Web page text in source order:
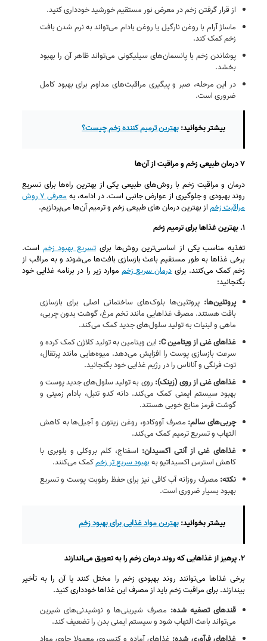
از قرار گرفتن زخم در معرض نور مستقیم خورشید خودداری کنید.
ماساژ آرام با روغن نارگیل یا روغن بادام می‌تواند به نرم شدن بافت
زخم کمک کند.
پوشاندن زخم با پانسمان‌های سیلیکونی می‌تواند ظاهر آن را بهبود
بخشد.
در این مرحله، صبر و پیگیری مراقبت‌های مداوم برای بهبود کامل
ضروری است.
بیشتر بخوانید:بهترین ترمیم کننده زخم چیست؟
۷ درمان طبیعی زخم و مراقبت از آن‌ها
درمان و مراقبت زخم با روش‌های طبیعی یکی از بهترین راه‌ها برای تسریع
روند بهبودی و جلوگیری از عوارض جانبی است. در ادامه، به
معرفی ۷ روش
مراقبت زخماز بهترین درمان های طبیعی زخم و ترمیم آن‌ها می‌پردازیم.
۱. بهترین غذاها برای ترمیم زخم
تغذیه مناسب یکی از اساسی‌ترین روش‌ها برای تسریع بهبود زخم است.
برخی غذاها به طور مستقیم باعث بازسازی بافت‌ها می‌شوند و به مراقب از
زخم کمک می‌کنند. برایدرمان سریع زخمموارد زیر را در برنامه غذایی خود
بگنجانید:
پروتئین‌ها: پروتئین‌ها بلوک‌های ساختمانی اصلی برای بازسازی
بافت هستند. مصرف غذاهایی مانند تخم‌ مرغ، گوشت بدون چربی،
ماهی و لبنیات به تولید سلول‌های جدید کمک می‌کند.
غذاهای غنی از ویتامینC:
این ویتامین به تولید کلاژن کمک کرده و
سرعت بازسازی پوست را افزایش می‌دهد. میوه‌هایی مانند پرتقال،
توت‌ فرنگی و آناناس را در رژیم غذایی خود بگنجانید.
غذاهای غنی از روی (زینک): روی به تولید سلول‌های جدید پوست و
بهبود سیستم ایمنی کمک می‌کند. دانه کدو تنبل، بادام‌ زمینی و
گوشت قرمز منابع خوبی هستند.
چربی‌های سالم: مصرف آووکادو، روغن زیتون و آجیل‌ها به کاهش
التهاب و تسریع ترمیم کمک می‌کند.
غذاهای غنی از آنتی‌ اکسیدان: اسفناج، کلم بروکلی و بلوبری با
کاهش استرس اکسیداتیو بهبهبود سریع‌ تر زخمکمک می‌کنند.
نکته: مصرف روزانه آب کافی نیز برای حفظ رطوبت پوست و تسریع
بهبود بسیار ضروری است.
بیشتر بخوانید:بهترین مواد غذایی برای بهبود زخم
۲. پرهیز از غذاهایی که روند درمان زخم را به تعویق می‌اندازند
برخی غذاها می‌توانند روند بهبودی زخم را مختل کنند یا آن را به تأخیر
بیندازند. برای مراقبت زخم باید از مصرف این غذاها خودداری کنید.
قندهای تصفیه‌ شده: مصرف شیرینی‌ها و نوشیدنی‌های شیرین
می‌تواند باعث التهاب شود و سیستم ایمنی بدن را تضعیف کند.